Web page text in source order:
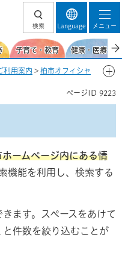
検索 Language メニュー
子育て・教育 健康・医療・
利用案内 > 柏市オフィシャ
ページID 9223
ホームページ内にある情
機能を利用し、検索する
ます。スペースをあけて
件数を絞り込むことが